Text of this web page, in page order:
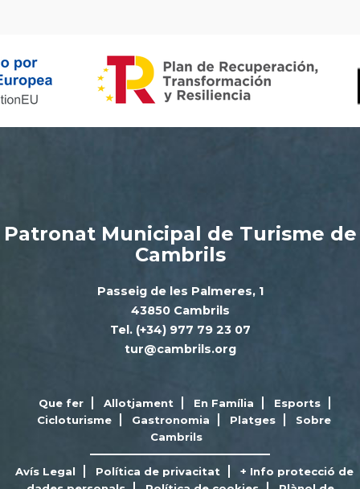
Patronat Municipal de Turisme de
Cambrils
Passeig de les Palmeres, 1
43850 Cambrils
Tel. (+34) 977 79 23 07
tur@cambrils.org
Que fer Allotjament En Família
Esports
Cicloturisme
Gastronomia Platges
Sobre
Cambrils
Avís Legal Política de privacitat
+ Info protecció de